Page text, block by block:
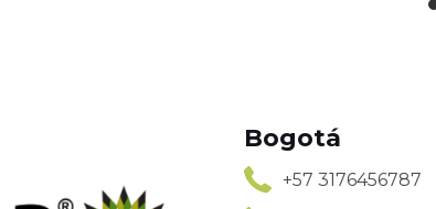
Bogotá
+57 3176456787